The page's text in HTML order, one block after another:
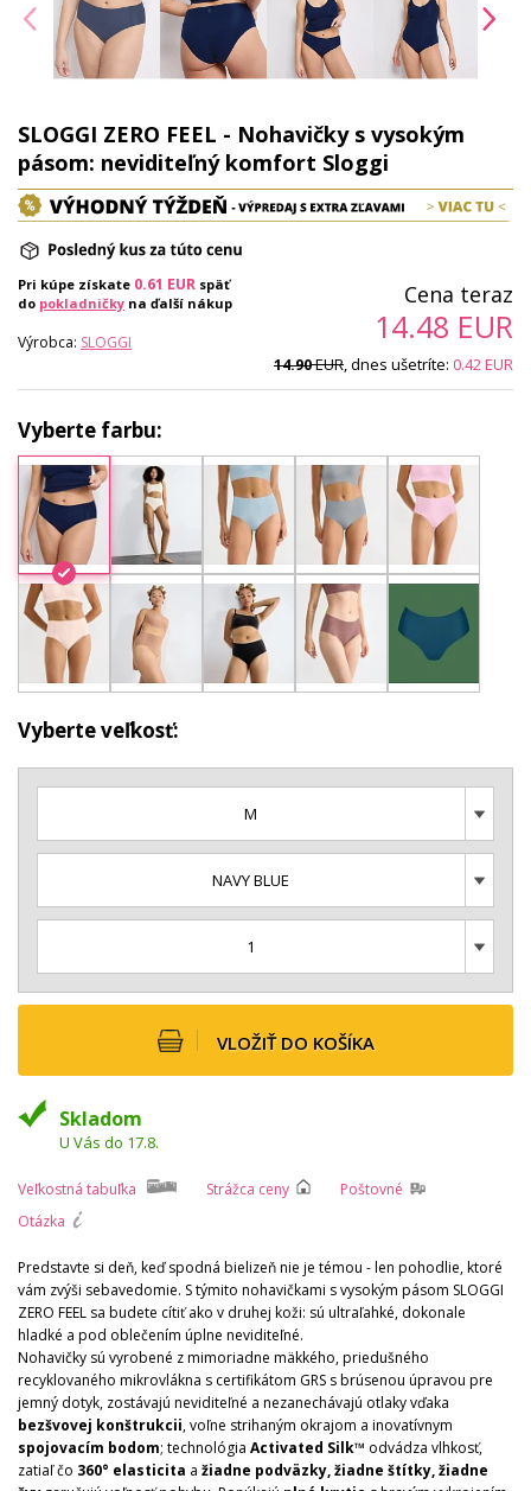
SLOGGI ZERO FEEL - Nohavičky s vysokým
pásom: neviditeľný komfort Sloggi
Pri kúpe získate 0.61 EUR späť
do pokladničky na ďalší nákup
Výrobca: SLOGGI
Cena teraz
14.48 EUR
14.90EUR, dnes ušetríte: 0.42EUR
Vyberte farbu:
Vyberte veľkosť:
M
NAVY BLUE
1
VLOŽIŤ DO KOŠÍKA
Skladom
U Vás do 17.8.
Veľkostná tabuľka Strážca ceny
Poštovné
Otázka
Predstavte si deň, keď spodná bielizeň nie je témou - len pohodlie, ktoré
vám zvýši sebavedomie. S týmito nohavičkami s vysokým pásom SLOGGI
ZERO FEEL sa budete cítiť ako v druhej koži: sú ultraľahké, dokonale
hladké a pod oblečením úplne neviditeľné.
Nohavičky sú vyrobené z mimoriadne mäkkého, priedušného
recyklovaného mikrovlákna s certifikátom GRS s brúsenou úpravou pre
jemný dotyk, zostávajú neviditeľné a nezanechávajú otlaky vďaka
bezšvovej konštrukcii, voľne strihaným okrajom a inovatívnym
spojovacím bodom; technológia Activated Silk™ odvádza vlhkosť,
zatiaľ čo 360° elasticita a žiadne podväzky, žiadne štítky, žiadne